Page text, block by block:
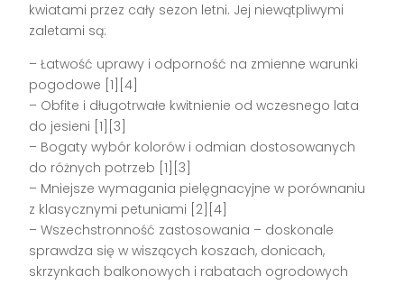
kwiatami przez cały sezon letni. Jej niewątpliwymi
zaletami są:
– Łatwość uprawy i odporność na zmienne warunki
pogodowe [1][4]
– Obfite i długotrwałe kwitnienie od wczesnego lata
do jesieni [1][3]
– Bogaty wybór kolorów i odmian dostosowanych
do różnych potrzeb [1][3]
– Mniejsze wymagania pielęgnacyjne w porównaniu
z klasycznymi petuniami [2][4]
– Wszechstronność zastosowania – doskonale
sprawdza się w wiszących koszach, donicach,
skrzynkach balkonowych i rabatach ogrodowych